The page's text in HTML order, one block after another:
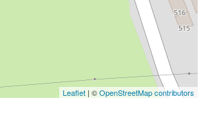
Leaflet | ©OpenStreetMap contributors